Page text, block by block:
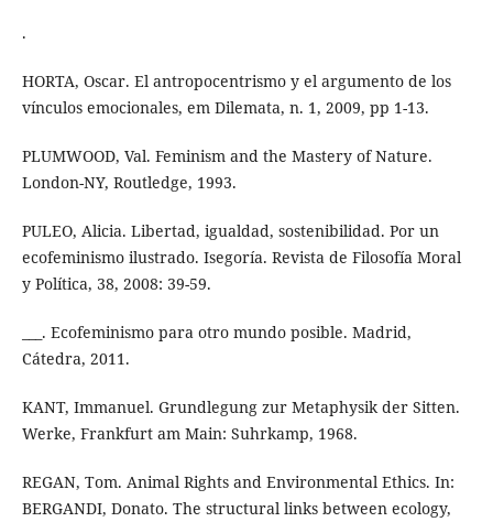
.
HORTA, Oscar. El antropocentrismo y el argumento de los
vínculos emocionales, em Dilemata, n. 1, 2009, pp 1-13.
PLUMWOOD, Val. Feminism and the Mastery of Nature.
London-NY, Routledge, 1993.
PULEO, Alicia. Libertad, igualdad, sostenibilidad. Por un
ecofeminismo ilustrado. Isegoría. Revista de Filosofía Moral
y Política, 38, 2008: 39-59.
___. Ecofeminismo para otro mundo posible. Madrid,
Cátedra, 2011.
KANT, Immanuel. Grundlegung zur Metaphysik der Sitten.
Werke, Frankfurt am Main: Suhrkamp, 1968.
REGAN, Tom. Animal Rights and Environmental Ethics. In:
BERGANDI, Donato. The structural links between ecology,